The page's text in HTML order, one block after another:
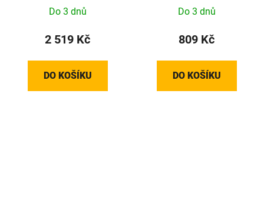
Do 3 dnů
2 519 Kč
DO KOŠÍKU
Do 3 dnů
809 Kč
DO KOŠÍKU